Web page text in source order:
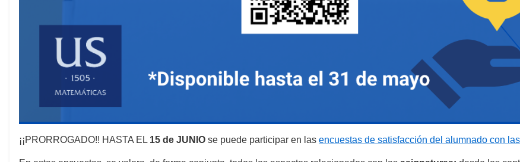
¡¡PRORROGADO!! HASTA EL 15 de JUNIO se puede participar en las encuestas de satisfacción del alumnado con